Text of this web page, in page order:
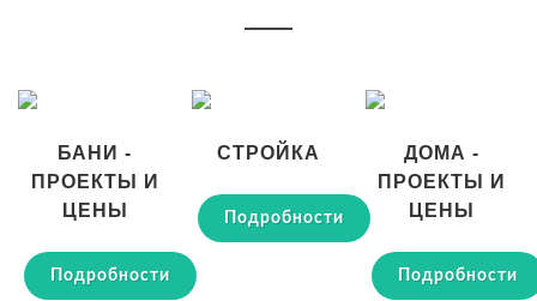
БАНИ -
ПРОЕКТЫ И
ЦЕНЫ
Подробности
СТРОЙКА
Подробности
ДОМА -
ПРОЕКТЫ И
ЦЕНЫ
Подробности